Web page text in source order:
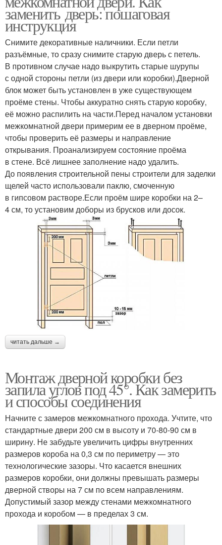
заменить дверь: пошаговая
инструкция
Снимите декоративные наличники. Если петли
разъёмные, то сразу снимите старую дверь с петель.
В противном случае надо выкрутить старые шурупы
с одной стороны петли (из двери или коробки).Дверной
блок может быть установлен в уже существующем
проёме стены. Чтобы аккуратно снять старую коробку,
её можно распилить на части.Перед началом установки
межкомнатной двери примерим ее в дверном проёме,
чтобы проверить её размеры и направление
открывания. Проанализируем состояние проёма
в стене. Всё лишнее заполнение надо удалить.
До появления строительной пены строители для заделки
щелей часто использовали паклю, смоченную
в гипсовом растворе.Если проём шире коробки на 2–
4 см, то установим доборы из брусков или досок.
читать дальше →
Монтаж дверной коробки без
запила углов под 45°. Как замерить
и способы соединения
Начните с замеров межкомнатного прохода. Учтите, что
стандартные двери 200 см в высоту и 70-80-90 см в
ширину. Не забудьте увеличить цифры внутренних
размеров короба на 0,3 см по периметру — это
технологические зазоры. Что касается внешних
размеров коробки, они должны превышать размеры
дверной створы на 7 см по всем направлениям.
Допустимый зазор между стенами межкомнатного
прохода и коробом — в пределах 3 см.